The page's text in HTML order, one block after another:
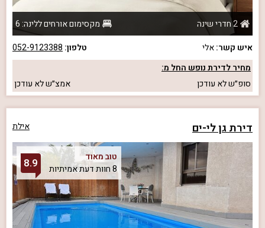
2 חדרי שינה
מקסימום אורחים ללינה: 6
איש קשר:אלי טלפון: 052-9123388
מחיר לדירת נופש החל מ:
סופ״שלא עודכן אמצ״שלא עודכן
דירת גן לי-ים אילת
טוב מאוד
8 חוות דעת אמיתיות
8.9